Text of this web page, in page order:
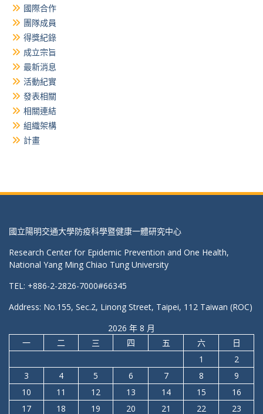
國際合作
團隊成員
得獎紀錄
成立宗旨
最新消息
活動紀實
發表相關
相關連結
組織架構
計畫
國立陽明交通大學防疫科學暨健康一體研究中心
Research Center for Epidemic Prevention and One Health,
National Yang Ming Chiao Tung University
TEL: +886-2-2826-7000#66345
Address: No.155, Sec.2, Linong Street, Taipei, 112 Taiwan (ROC)
2026 年 8 月
一
二 三 四 五 六
日
1
2
3
4 5 6 7 8
9
10
11 12 13 14 15
16
17
18 19 20 21 22 23